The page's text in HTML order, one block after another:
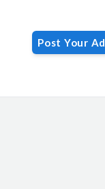
Post Your Ad